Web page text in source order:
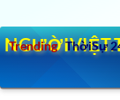
Trending ThờiSự